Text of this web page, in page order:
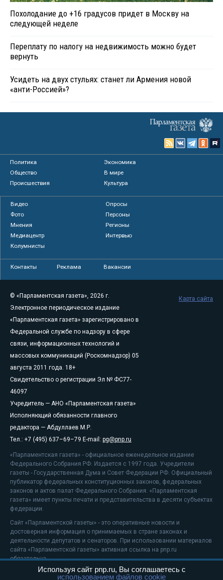
Похолодание до +16 градусов придет в Москву на
следующей неделе
Переплату по налогу на недвижимость можно будет
вернуть
Усидеть на двух стульях: станет ли Армения новой
«анти-Россией»?
Политика
Экономика
Общество
В мире
Происшествия
Культура
Видео
Опросы
Фото
Персоны
Мнения
Регионы
Медиацентр
Интервью
Колумнисты
Контакты Реклама Вакансии
© «Парламентская газета», 2026 г.
Электронное периодическое издание
«Парламентская газета» зарегистрировано в
Федеральной службе по надзору в сфере
связи, информационных технологий и
массовых коммуникаций (Роскомнадзор) 05
августа 2011 года. 18+
Свидетельство о регистрации Эл № ФС77-
46097
Учредитель — АНО «Парламентская газета»
Исполняющий обязанности главного
редактора — Абдуллаев М.Р.
Тел.: +7 (495) 637–69–79 E-mail: pg@pnp.ru
«Парламентская газета» - официальное еженедельное издание
Федерального Собрания РФ. Издается с 1997 года. Учредители
газеты - Государственная Дума и Совет Федерации РФ. Официальный
публикатор федеральных конституционных законов, федеральных
законов и актов палат Федерального Собрания. «Парламентская
газета» имеет пункты печати и представительства в десяти субъектах
федерации.
Сайт «Парламентской газеты» - это оперативные новости и
достоверная информация о принимаемых в стране законах и
деятельности депутатов и сенаторов. При использовании материалов
сайта «Парламентской газеты» активная ссылка на pnp.ru
обязательна.
На информационном ресурсе применяютсярекомендательные
Карта сайта
Используя сайт pnp.ru, Вы соглашаетесь с
использованием файлов cookie